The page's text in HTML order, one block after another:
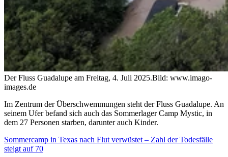
Der Fluss Guadalupe am Freitag, 4. Juli 2025.Bild: www.imago-
images.de
Im Zentrum der Überschwemmungen steht der Fluss Guadalupe. An
seinem Ufer befand sich auch das Sommerlager Camp Mystic, in
dem 27 Personen starben, darunter auch Kinder.
Sommercamp in Texas nach Flut verwüstet – Zahl der Todesfälle
steigt auf 70